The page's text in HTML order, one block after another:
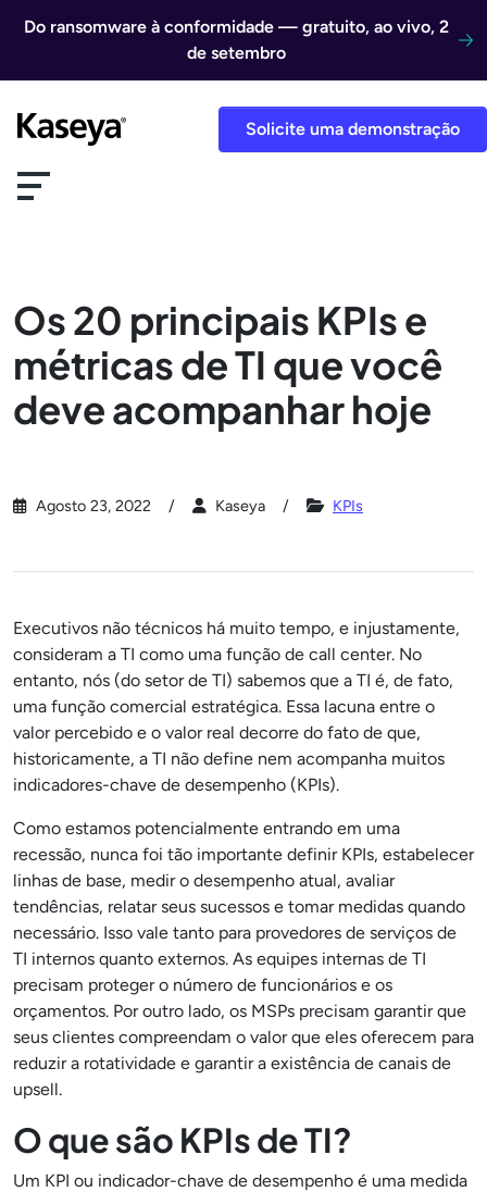
Do ransomware à conformidade — gratuito, ao vivo, 2
de setembro
Solicite uma demonstração
Os 20 principais KPIs e
métricas de TI que você
deve acompanhar hoje
Agosto 23, 2022 Kaseya KPIs
Executivos não técnicos há muito tempo, e injustamente,
consideram a TI como uma função de call center. No
entanto, nós (do setor de TI) sabemos que a TI é, de fato,
uma função comercial estratégica. Essa lacuna entre o
valor percebido e o valor real decorre do fato de que,
historicamente, a TI não define nem acompanha muitos
indicadores-chave de desempenho (KPIs).
Como estamos potencialmente entrando em uma
recessão, nunca foi tão importante definir KPIs, estabelecer
linhas de base, medir o desempenho atual, avaliar
tendências, relatar seus sucessos e tomar medidas quando
necessário. Isso vale tanto para provedores de serviços de
TI internos quanto externos. As equipes internas de TI
precisam proteger o número de funcionários e os
orçamentos. Por outro lado, os MSPs precisam garantir que
seus clientes compreendam o valor que eles oferecem para
reduzir a rotatividade e garantir a existência de canais de
upsell.
O que são KPIs de TI?
Um KPI ou indicador-chave de desempenho é uma medida